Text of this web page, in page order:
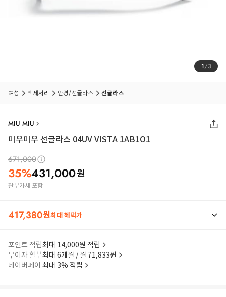
1/3
여성 액세서리 안경/선글라스 선글라스
MIU MIU
미우미우 선글라스 04UV VISTA 1AB1O1
671,000
35%431,000원
관부가세 포함
417,380원최대 혜택가
포인트 적립최대 14,000원 적립
무이자 할부최대 6개월 / 월 71,833원
네이버페이 최대 3% 적립